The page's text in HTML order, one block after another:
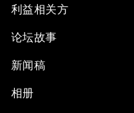
利益相关方
论坛故事
新闻稿
相册